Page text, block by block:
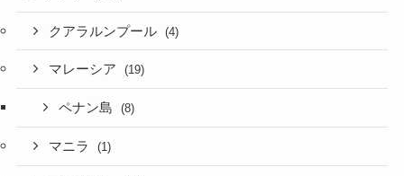
クアラルンプール (4)
マレーシア (19)
ペナン島 (8)
マニラ (1)